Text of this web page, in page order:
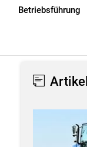
Betriebsführung